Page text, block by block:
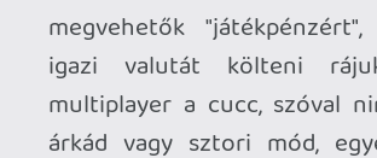
dupla ringout, 100 "spike" ringout, stb).
Látszik, hogy direkt úgy rakták össze a
trófeákat, hogy ösztönözze a
játékosokat a minél további maradásra,
de még akit nem is érdekelnek a trofik,